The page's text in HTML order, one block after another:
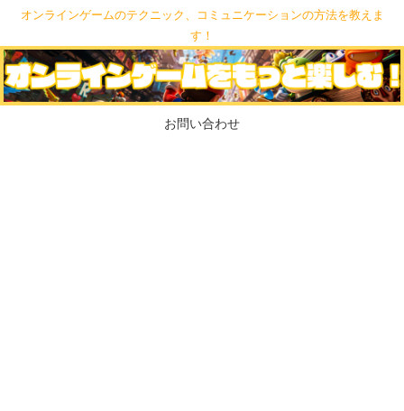
オンラインゲームのテクニック、コミュニケーションの方法を教えま
す！
お問い合わせ